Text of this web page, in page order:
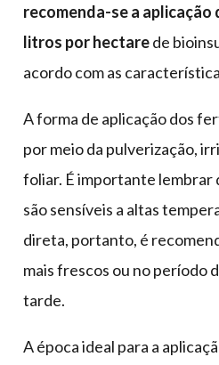
recomenda-se a aplicação
litros por hectarede
acordo com as
A forma de aplicação dos
por meio da pulverização,
foliar. É importante lembrar
são sensíveis a altas
direta, portanto, é
mais frescos ou no período
tarde.
A época ideal para a